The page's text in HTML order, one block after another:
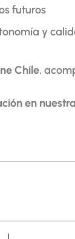
futuros
y
Chile,
en